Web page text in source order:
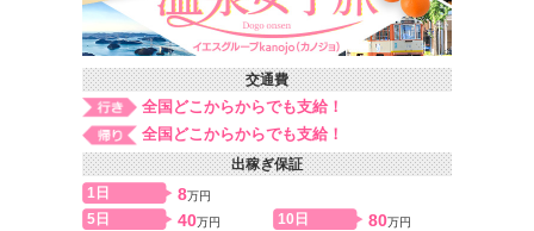
交通費
全国どこからからでも支給！
全国どこからからでも支給！
出稼ぎ保証
1日
8万円
5日 40万円 10日 80万円